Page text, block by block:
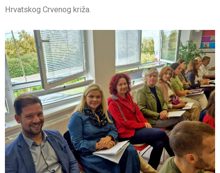
Hrvatskog Crvenog križa.